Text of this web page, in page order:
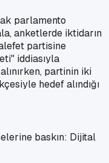
parlamento
anketlerde iktidarın
partisine
iddiasıyla
partinin iki
hedef alındığı